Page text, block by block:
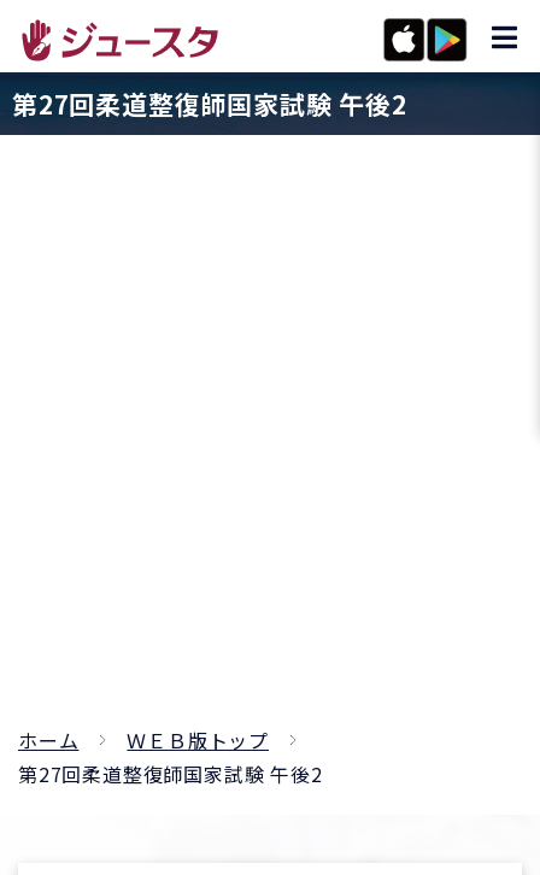
第27回柔道整復師国家試験 午後2
ホーム
ＷＥＢ版トップ
第27回柔道整復師国家試験 午後2